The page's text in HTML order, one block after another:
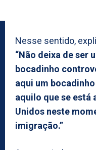
Nesse sentido,
“Não deixa de ser
bocadinho
aqui um
aquilo que se está
Unidos neste
imigração.”